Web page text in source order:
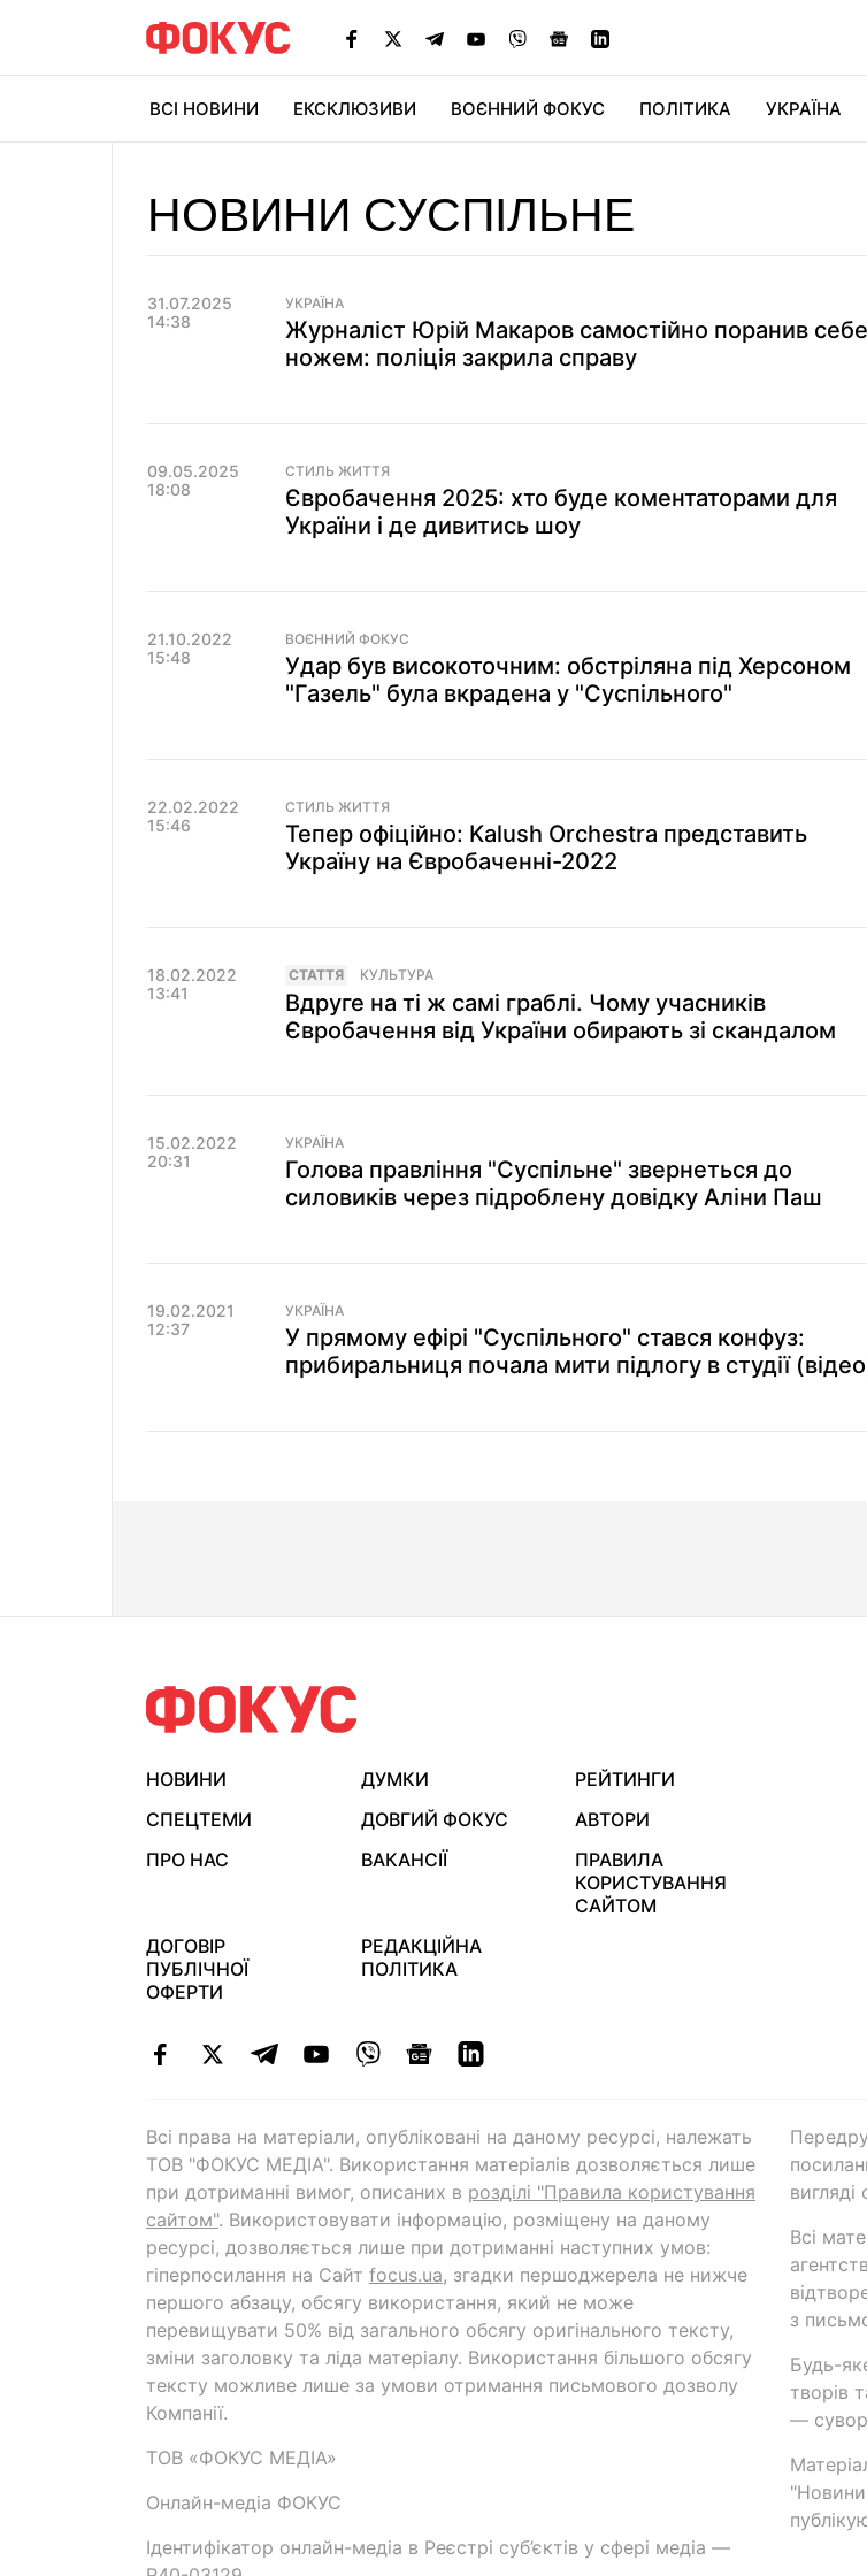
ВСІ НОВИНИ ЕКСКЛЮЗИВИ ВОЄННИЙ ФОКУС ПОЛІТИКА УКРАЇНА
НОВИНИ СУСПІЛЬНЕ
31.07.2025
14:38
УКРАЇНА
Журналіст Юрій Макаров самостійно поранив себе
ножем: поліція закрила справу
09.05.2025
18:08
СТИЛЬ ЖИТТЯ
Євробачення 2025: хто буде коментаторами для
України і де дивитись шоу
21.10.2022
15:48
ВОЄННИЙ ФОКУС
Удар був високоточним: обстріляна під Херсоном
"Газель" була вкрадена у "Суспільного"
22.02.2022
15:46
СТИЛЬ ЖИТТЯ
Тепер офіційно: Kalush Orchestra представить
Україну на Євробаченні-2022
18.02.2022
13:41
СТАТТЯ КУЛЬТУРА
Вдруге на ті ж самі граблі. Чому учасників
Євробачення від України обирають зі скандалом
15.02.2022
20:31
УКРАЇНА
Голова правління "Суспільне" звернеться до
силовиків через підроблену довідку Аліни Паш
19.02.2021
12:37
УКРАЇНА
У прямому ефірі "Суспільного" стався конфуз:
прибиральниця почала мити підлогу в студії
НОВИНИ ДУМКИ
РЕЙТИНГИ
СПЕЦТЕМИ
ДОВГИЙ ФОКУС
АВТОРИ
ПРО НАС
ВАКАНСІЇ
ПРАВИЛА
КОРИСТУВАННЯ
САЙТОМ
ДОГОВІР
ПУБЛІЧНОЇ
ОФЕРТИ
РЕДАКЦІЙНА
ПОЛІТИКА
Всі права на матеріали, опубліковані на даному ресурсі, належать
ТОВ "ФОКУС МЕДІА". Використання матеріалів дозволяється лише
при дотриманні вимог, описаних в розділі "Правила користування
сайтом". Використовувати інформацію, розміщену на даному
ресурсі, дозволяється лише при дотриманні наступних умов:
гіперпосилання на Cайт focus.ua, згадки першоджерела не нижче
першого абзацу, обсягу використання, який не може
перевищувати 50% від загального обсягу оригінального тексту,
зміни заголовку та ліда матеріалу. Використання більшого обсягу
тексту можливе лише за умови отримання письмового дозволу
Компанії.
ТОВ «ФОКУС МЕДІА»
Онлайн-медіа ФОКУС
Ідентифікатор онлайн-медіа в Реєстрі суб’єктів у сфері медіа —
вигляді
Всі
з
Будь-
творів
—
"Новини